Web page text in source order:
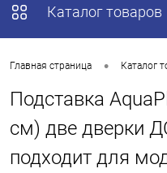
Каталог товаров
Главная страница • Каталог
Подставка
см) две дверки
подходит для